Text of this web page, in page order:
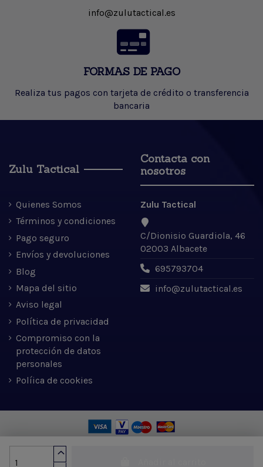
info@zulutactical.es
FORMAS DE PAGO
Realiza tus pagos con tarjeta de crédito o transferencia
bancaria
Zulu Tactical
Quienes Somos
Términos y condiciones
Pago seguro
Envíos y devoluciones
Blog
Mapa del sitio
Aviso legal
Política de privacidad
Compromiso con la
protección de datos
personales
Políica de cookies
Contacta con
nosotros
Zulu Tactical
C/Dionisio Guardiola, 46
02003 Albacete
695793704
info@zulutactical.es
Zulu Tactical S.L. © 2022 | Desarrollado por Expertic